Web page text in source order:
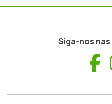
Siga-nos